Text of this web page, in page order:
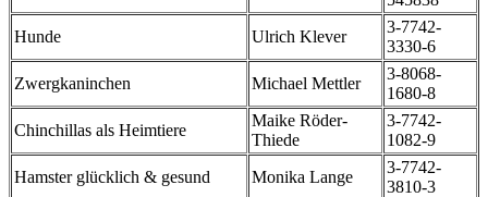
Hunde
Ulrich Klever
3-7742-
3330-6
Zwergkaninchen
Michael Mettler
3-8068-
1680-8
Chinchillas als Heimtiere
Maike Röder-
Thiede
3-7742-
1082-9
Hamster glücklich & gesund
Monika Lange
3-7742-
3810-3